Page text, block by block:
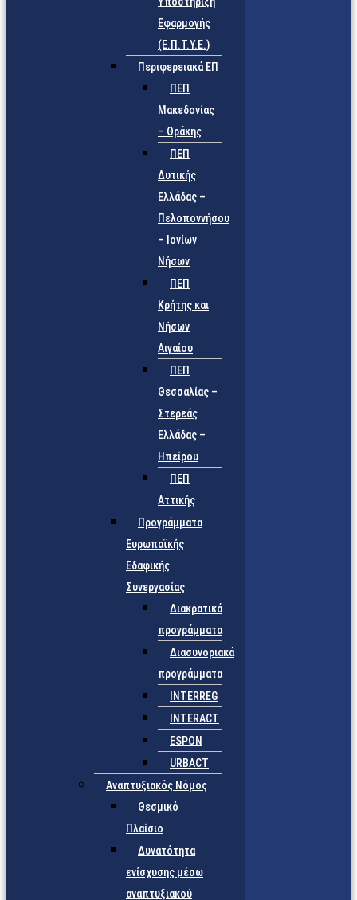
Εφαρμογής
(Ε.Π.Τ.Υ.Ε.)
Περιφερειακά ΕΠ
ΠΕΠ
Μακεδονίας
– Θράκης
ΠΕΠ
Δυτικής
Ελλάδας –
Πελοποννήσου
– Ιονίων
Νήσων
ΠΕΠ
Κρήτης και
Νήσων
Αιγαίου
ΠΕΠ
Θεσσαλίας –
Στερεάς
Ελλάδας –
Ηπείρου
ΠΕΠ
Αττικής
Προγράμματα
Ευρωπαϊκής
Εδαφικής
Συνεργασίας
Διακρατικά
προγράμματα
Διασυνοριακά
προγράμματα
INTERREG
INTERACT
ESPON
URBACT
Αναπτυξιακός Νόμος
Θεσμικό
Πλαίσιο
Δυνατότητα
ενίσχυσης μέσω
αναπτυξιακού